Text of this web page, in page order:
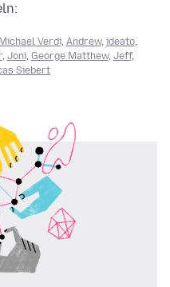
Michael Verdi, Andrew, ideato,
, Joni, George Matthew, Jeff,
Siebert